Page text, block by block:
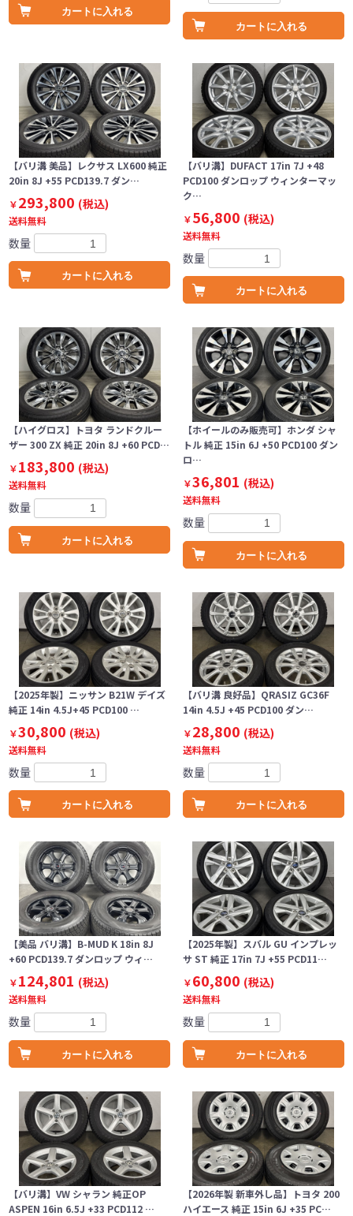
カートに入れる
カートに入れる
【バリ溝 美品】レクサス LX600 純正
20in 8J +55 PCD139.7 ダン…
￥293,800 (税込)
送料無料
数量
カートに入れる
【バリ溝】DUFACT 17in 7J +48
PCD100 ダンロップ ウィンターマッ
ク…
￥56,800 (税込)
送料無料
数量
カートに入れる
【ハイグロス】トヨタ ランドクルー
ザー 300 ZX 純正 20in 8J +60 PCD…
￥183,800 (税込)
送料無料
数量
カートに入れる
【ホイールのみ販売可】ホンダ シャ
トル 純正 15in 6J +50 PCD100 ダン
ロ…
￥36,801 (税込)
送料無料
数量
カートに入れる
【2025年製】ニッサン B21W デイズ
純正 14in 4.5J+45 PCD100 …
￥30,800 (税込)
送料無料
数量
カートに入れる
【バリ溝 良好品】QRASIZ GC36F
14in 4.5J +45 PCD100 ダン…
￥28,800 (税込)
送料無料
数量
カートに入れる
【美品 バリ溝】B-MUD K 18in 8J
+60 PCD139.7 ダンロップ ウィ…
￥124,801 (税込)
送料無料
数量
カートに入れる
【2025年製】スバル GU インプレッ
サ ST 純正 17in 7J +55 PCD11…
￥60,800 (税込)
送料無料
数量
カートに入れる
【バリ溝】VW シャラン 純正OP
ASPEN 16in 6.5J +33 PCD112 …
【2026年製 新車外し品】トヨタ 200
ハイエース 純正 15in 6J +35 PC…